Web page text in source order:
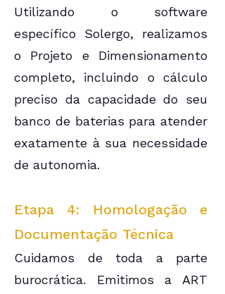
Utilizando o software
específico Solergo, realizamos
o Projeto e Dimensionamento
completo, incluindo o cálculo
preciso da capacidade do seu
banco de baterias para atender
exatamente à sua necessidade
de autonomia.
Etapa 4: Homologação e
Documentação Técnica
Cuidamos de toda a parte
burocrática. Emitimos a ART